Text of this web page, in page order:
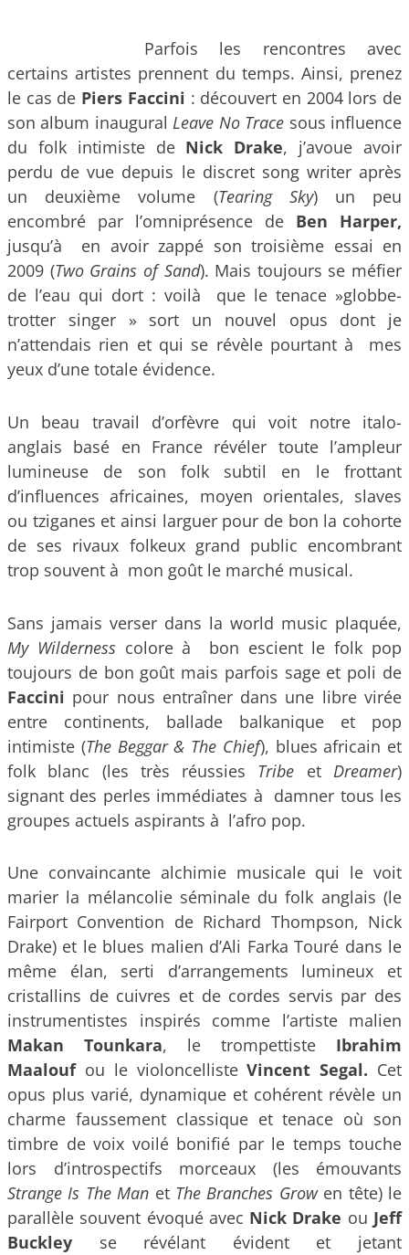
Parfois les rencontres avec
certains artistes prennent du temps. Ainsi, prenez
le cas de Piers Faccini : découvert en 2004 lors de
son album inauguralLeave No Trace sous influence
du folk intimiste de Nick Drake, j’avoue avoir
perdu de vue depuis le discret song writer après
un deuxième volume (Tearing Sky) un peu
encombré par l’omniprésence de Ben Harper,
jusqu’à en avoir zappé son troisième essai en
2009 (Two Grains of Sand). Mais toujours se méfier
de l’eau qui dort : voilà que le tenace »globbe-
trotter singer » sort un nouvel opus dont je
n’attendais rien et qui se révèle pourtant à mes
yeux d’une totale évidence.
Un beau travail d’orfèvre qui voit notre italo-
anglais basé en France révéler toute l’ampleur
lumineuse de son folk subtil en le frottant
d’influences africaines, moyen orientales, slaves
ou tziganes et ainsi larguer pour de bon la cohorte
de ses rivaux folkeux grand public encombrant
trop souvent à mon goût le marché musical.
Sans jamais verser dans la world music plaquée,
My Wildernesscolore à bon escient le folk pop
toujours de bon goût mais parfois sage et poli de
Faccini pour nous entraîner dans une libre virée
entre continents, ballade balkanique et pop
intimiste (The Beggar & The Chief), blues africain et
folk blanc (les très réussies Tribe et Dreamer)
signant des perles immédiates à damner tous les
groupes actuels aspirants à l’afro pop.
Une convaincante alchimie musicale qui le voit
marier la mélancolie séminale du folk anglais (le
Fairport Convention de Richard Thompson, Nick
Drake) et le blues malien d’Ali Farka Touré dans le
même élan, serti d’arrangements lumineux et
cristallins de cuivres et de cordes servis par des
instrumentistes inspirés comme l’artiste malien
Makan Tounkara, le trompettiste Ibrahim
Maaloufou le violoncellisteVincent Segal. Cet
opus plus varié, dynamique et cohérent révèle un
charme faussement classique et tenace où son
timbre de voix voilé bonifié par le temps touche
lors d’introspectifs morceaux (les émouvants
Strange Is The Man et The Branches Growen tête) le
parallèle souvent évoqué avec Nick Drake ou Jeff
Buckley se révélant évident et jetant